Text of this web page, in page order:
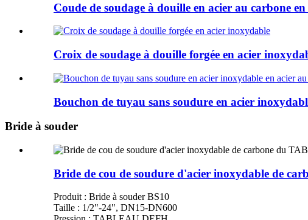
Coude de soudage à douille en acier au carbone
Croix de soudage à douille forgée en acier
Bouchon de tuyau sans soudure en acier
Bride à souder
Bride de cou de soudure d'acier inoxydable de
Produit : Bride à souder BS10
Taille : 1/2"-24", DN15-DN600